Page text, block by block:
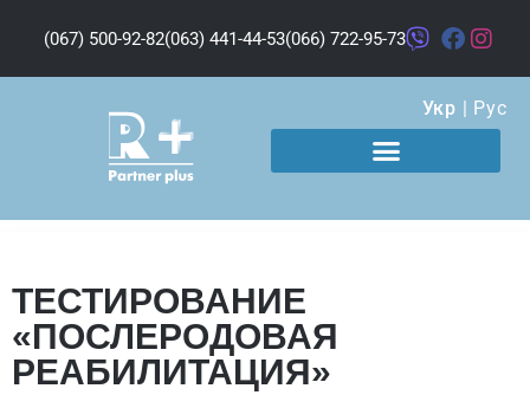
(067) 500-92-82(063) 441-44-53(066) 722-95-73
Укр | Рус
ТЕСТИРОВАНИЕ
«ПОСЛЕРОДОВАЯ
РЕАБИЛИТАЦИЯ»